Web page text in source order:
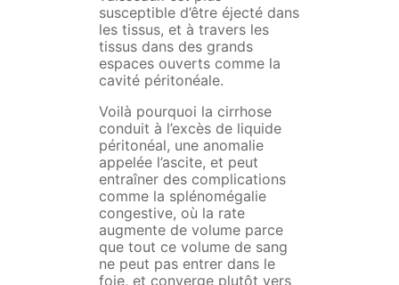
susceptible d’être éjecté dans
les tissus, et à travers les
tissus dans des grands
espaces ouverts comme la
cavité péritonéale.
Voilà pourquoi la cirrhose
conduit à l’excès de liquide
péritonéal, une anomalie
appelée l’ascite, et peut
entraîner des complications
comme la splénomégalie
congestive, où la rate
augmente de volume parce
que tout ce volume de sang
ne peut pas entrer dans le
foie, et converge plutôt vers